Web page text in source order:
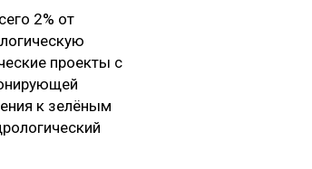
2% от
проекты с
к зелёным